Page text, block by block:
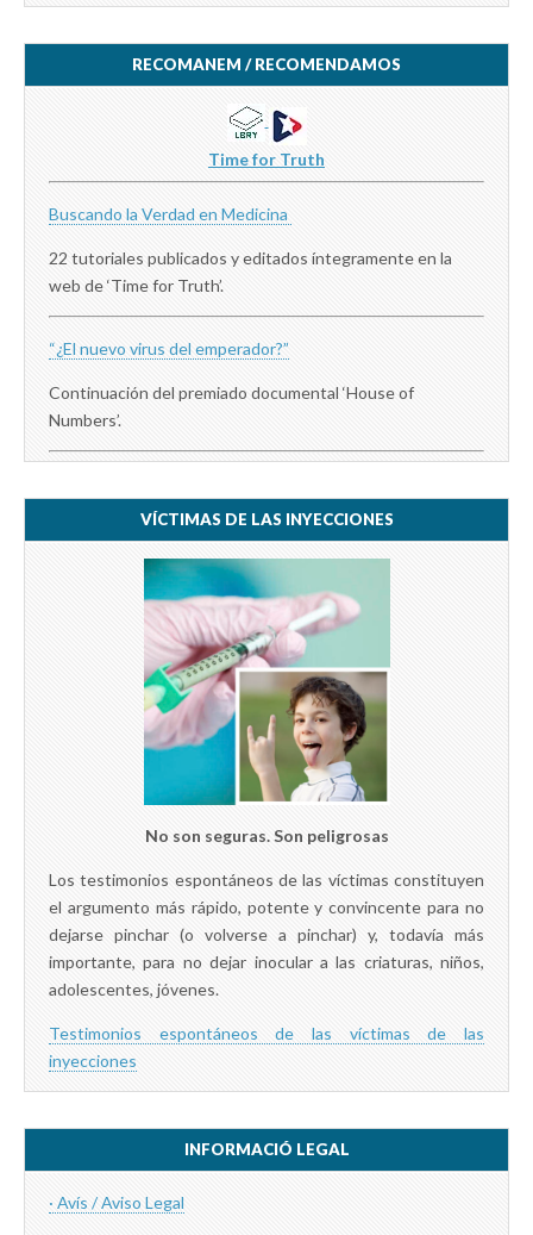
RECOMANEM / RECOMENDAMOS
Time for Truth
Buscando la Verdad en Medicina
22 tutoriales publicados y editados íntegramente en la
web de ‘Time for Truth’.
“¿El nuevo virus del emperador?”
Continuación del premiado documental ‘House of
Numbers’.
VÍCTIMAS DE LAS INYECCIONES
No son seguras. Son peligrosas
Los testimonios espontáneos de las víctimas constituyen
el argumento más rápido, potente y convincente para no
dejarse pinchar (o volverse a pinchar) y, todavía más
importante, para no dejar inocular a las criaturas, niños,
adolescentes, jóvenes.
Testimonios espontáneos de las víctimas de las
inyecciones
INFORMACIÓ LEGAL
· Avís / Aviso Legal